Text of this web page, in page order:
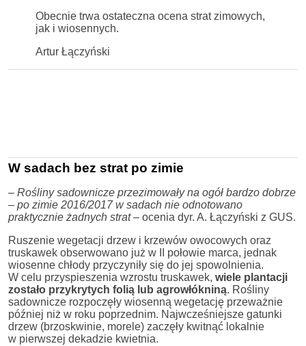
Obecnie trwa ostateczna ocena strat zimowych,
jak i wiosennych.
Artur Łączyński
W sadach bez strat po zimie
– Rośliny sadownicze przezimowały na ogół bardzo dobrze
– po zimie 2016/2017 w sadach nie odnotowano
praktycznie żadnych strat– ocenia dyr. A. Łączyński z GUS.
Ruszenie wegetacji drzew i krzewów owocowych oraz
truskawek obserwowano już w II połowie marca, jednak
wiosenne chłody przyczyniły się do jej spowolnienia.
W celu przyspieszenia wzrostu truskawek, wiele plantacji
zostało przykrytych folią lub agrowłókniną. Rośliny
sadownicze rozpoczęły wiosenną wegetację przeważnie
później niż w roku poprzednim. Najwcześniejsze gatunki
drzew (brzoskwinie, morele) zaczęły kwitnąć lokalnie
w pierwszej dekadzie kwietnia.